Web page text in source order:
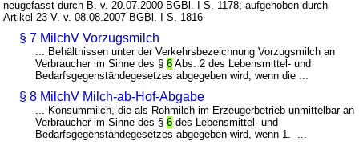
neugefasst durch B. v. 20.07.2000 BGBl. I S. 1178; aufgehoben durch
Artikel 23 V. v. 08.08.2007 BGBl. I S. 1816
§ 7 MilchV Vorzugsmilch
... Behältnissen unter der Verkehrsbezeichnung Vorzugsmilch an
Verbraucher im Sinne des §6 Abs. 2 des Lebensmittel- und
Bedarfsgegenständegesetzes abgegeben wird, wenn die ...
§ 8 MilchV Milch-ab-Hof-Abgabe
... Konsummilch, die als Rohmilch im Erzeugerbetrieb unmittelbar an
Verbraucher im Sinne des §6 des Lebensmittel- und
Bedarfsgegenständegesetzes abgegeben wird, wenn 1. ...